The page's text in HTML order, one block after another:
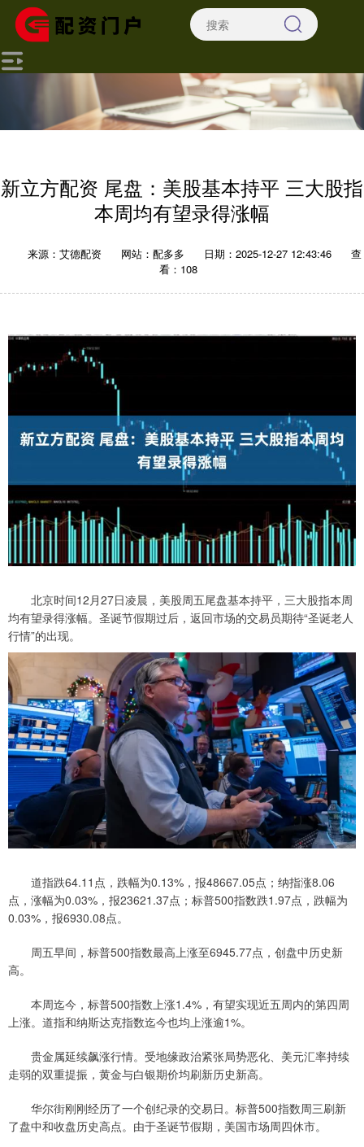
新立方配资 尾盘：美股基本持平 三大股指
本周均有望录得涨幅
来源：艾德配资 网站：配多多 日期：2025-12-27 12:43:46
查
看：108
北京时间12月27日凌晨，美股周五尾盘基本持平，三大股指本周
均有望录得涨幅。圣诞节假期过后，返回市场的交易员期待“圣诞老人
行情”的出现。
道指跌64.11点，跌幅为0.13%，报48667.05点；纳指涨8.06
点，涨幅为0.03%，报23621.37点；标普500指数跌1.97点，跌幅为
0.03%，报6930.08点。
周五早间，标普500指数最高上涨至6945.77点，创盘中历史新
高。
本周迄今，标普500指数上涨1.4%，有望实现近五周内的第四周
上涨。道指和纳斯达克指数迄今也均上涨逾1%。
贵金属延续飙涨行情。受地缘政治紧张局势恶化、美元汇率持续
走弱的双重提振，黄金与白银期价均刷新历史新高。
华尔街刚刚经历了一个创纪录的交易日。标普500指数周三刷新
了盘中和收盘历史高点。由于圣诞节假期，美国市场周四休市。